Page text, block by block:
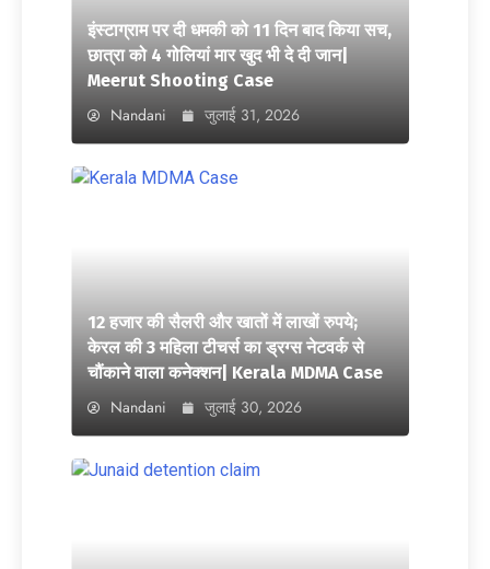
इंस्टाग्राम पर दी धमकी को 11 दिन बाद किया सच,
छात्रा को 4 गोलियां मार खुद भी दे दी जान|
Meerut Shooting Case
Nandani जुलाई 31, 2026
12 हजार की सैलरी और खातों में लाखों रुपये;
केरल की 3 महिला टीचर्स का ड्रग्स नेटवर्क से
चौंकाने वाला कनेक्शन| Kerala MDMA Case
Nandani जुलाई 30, 2026